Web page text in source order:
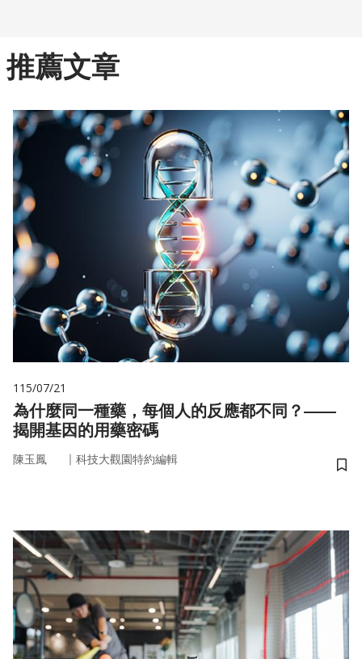
推薦文章
115/07/21
為什麼同一種藥，每個人的反應都不同？——
揭開基因的用藥密碼
陳玉鳳 ｜ 科技大觀園特約編輯
儲